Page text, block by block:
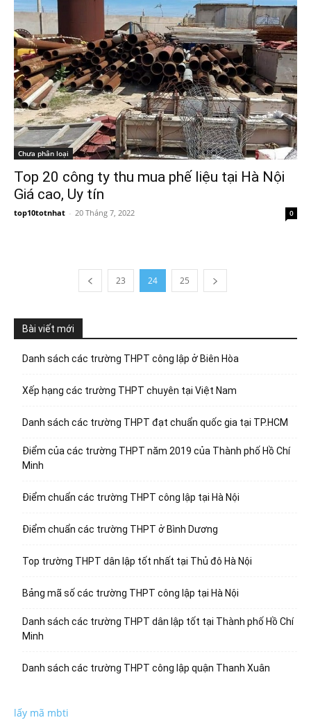
Chưa phân loại
Top 20 công ty thu mua phế liệu tại Hà Nội
Giá cao, Uy tín
top10totnhat - 20 Tháng 7, 2022 0
23 24 25
Bài viết mới
Danh sách các trường THPT công lập ở Biên Hòa
Xếp hạng các trường THPT chuyên tại Việt Nam
Danh sách các trường THPT đạt chuẩn quốc gia tại TP.HCM
Điểm của các trường THPT năm 2019 của Thành phố Hồ Chí
Minh
Điểm chuẩn các trường THPT công lập tại Hà Nội
Điểm chuẩn các trường THPT ở Bình Dương
Top trường THPT dân lập tốt nhất tại Thủ đô Hà Nội
Bảng mã số các trường THPT công lập tại Hà Nội
Danh sách các trường THPT dân lập tốt tại Thành phố Hồ Chí
Minh
Danh sách các trường THPT công lập quận Thanh Xuân
lấy mã mbti